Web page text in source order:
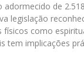
de
legislação
físicos como
tem implicações